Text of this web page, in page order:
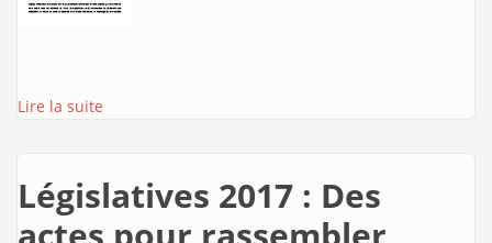
Lire la suite
Législatives 2017 : Des